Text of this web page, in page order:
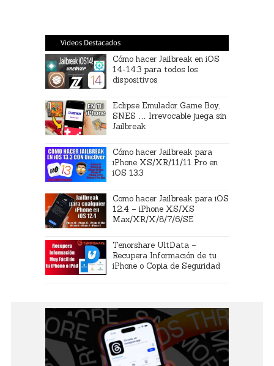
Videos Destacados
Cómo hacer Jailbreak en iOS
14-14.3 para todos los
dispositivos
Eclipse Emulador Game Boy,
SNES … Irrevocable juega sin
Jailbreak
Cómo hacer Jailbreak para
iPhone XS/XR/11/11 Pro en
iOS 13.3
Como hacer Jailbreak para iOS
12.4 – iPhone XS/XS
Max/XR/X/8/7/6/SE
Tenorshare UltData –
Recupera Información de tu
iPhone o Copia de Seguridad